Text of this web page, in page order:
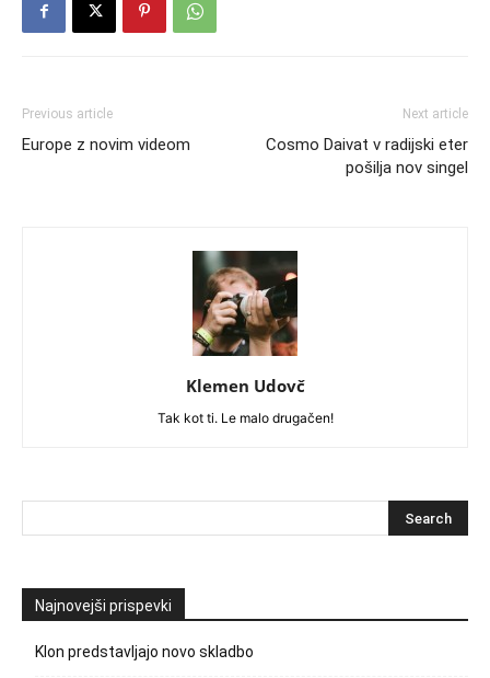
Previous article
Europe z novim videom
Next article
Cosmo Daivat v radijski eter
pošilja nov singel
Klemen Udovč
Tak kot ti. Le malo drugačen!
Najnovejši prispevki
Klon predstavljajo novo skladbo